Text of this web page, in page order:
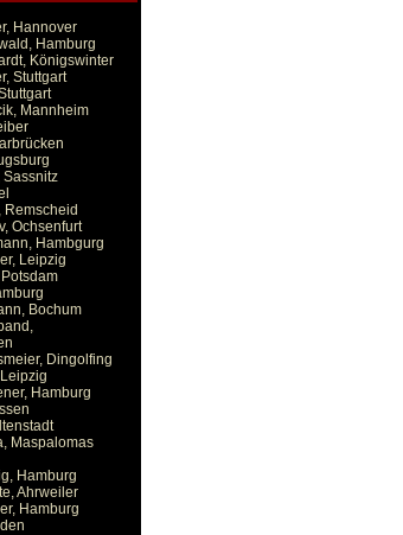
Hannover
Hamburg
Königswinter
Stuttgart
Mannheim
Sassnitz
Remscheid
Ochsenfurt
Hambgurg
Leipzig
Bochum
Dingolfing
Hamburg
Maspalomas
Hamburg
Ahrweiler
Hamburg